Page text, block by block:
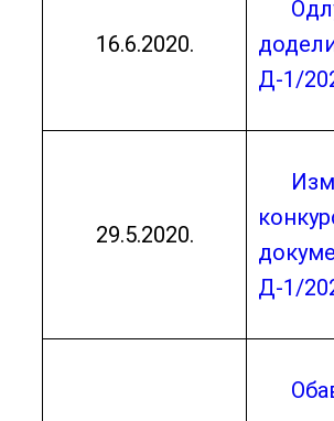
16.6.2020.
Д-1/
29.5.2020.
Д-1/